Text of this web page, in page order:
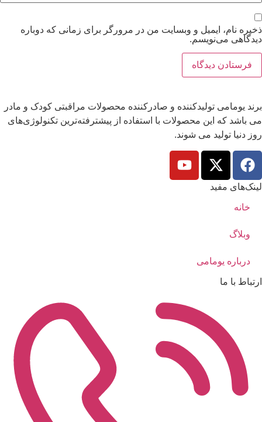
ذخیره نام، ایمیل و وبسایت من در مرورگر برای زمانی که دوباره
دیدگاهی می‌نویسم.
برند یومامی تولیدکننده و صادرکننده محصولات مراقبتی کودک و مادر
می باشد که این محصولات با استفاده از پیشترفته‌ترین تکنولوژی‌های
روز دنیا تولید می شوند.
لینک‌های مفید
خانه
وبلاگ
درباره یومامی
ارتباط با ما